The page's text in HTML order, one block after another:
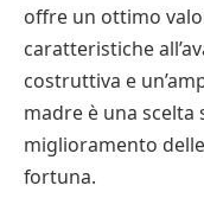
offre un ottimo
caratteristiche
costruttiva e
madre è una
miglioramento
fortuna.